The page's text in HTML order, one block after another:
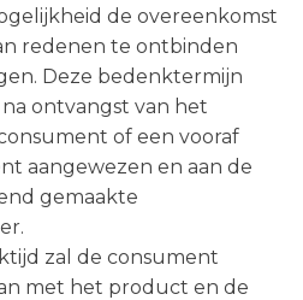
de overeenkomst
redenen te ontbinden
Deze bedenktermijn
ontvangst van het
of een vooraf
aangewezen en aan de
gemaakte
zal de consument
met het product en de